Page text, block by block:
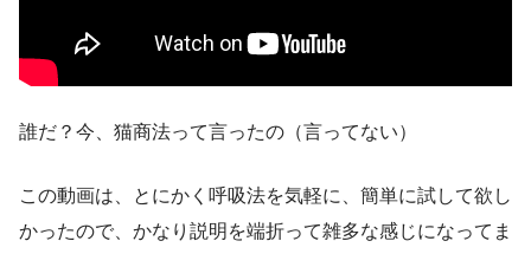
誰だ？今、猫商法って言ったの（言ってない）
この動画は、とにかく呼吸法を気軽に、簡単に試して欲し
かったので、かなり説明を端折って雑多な感じになってま